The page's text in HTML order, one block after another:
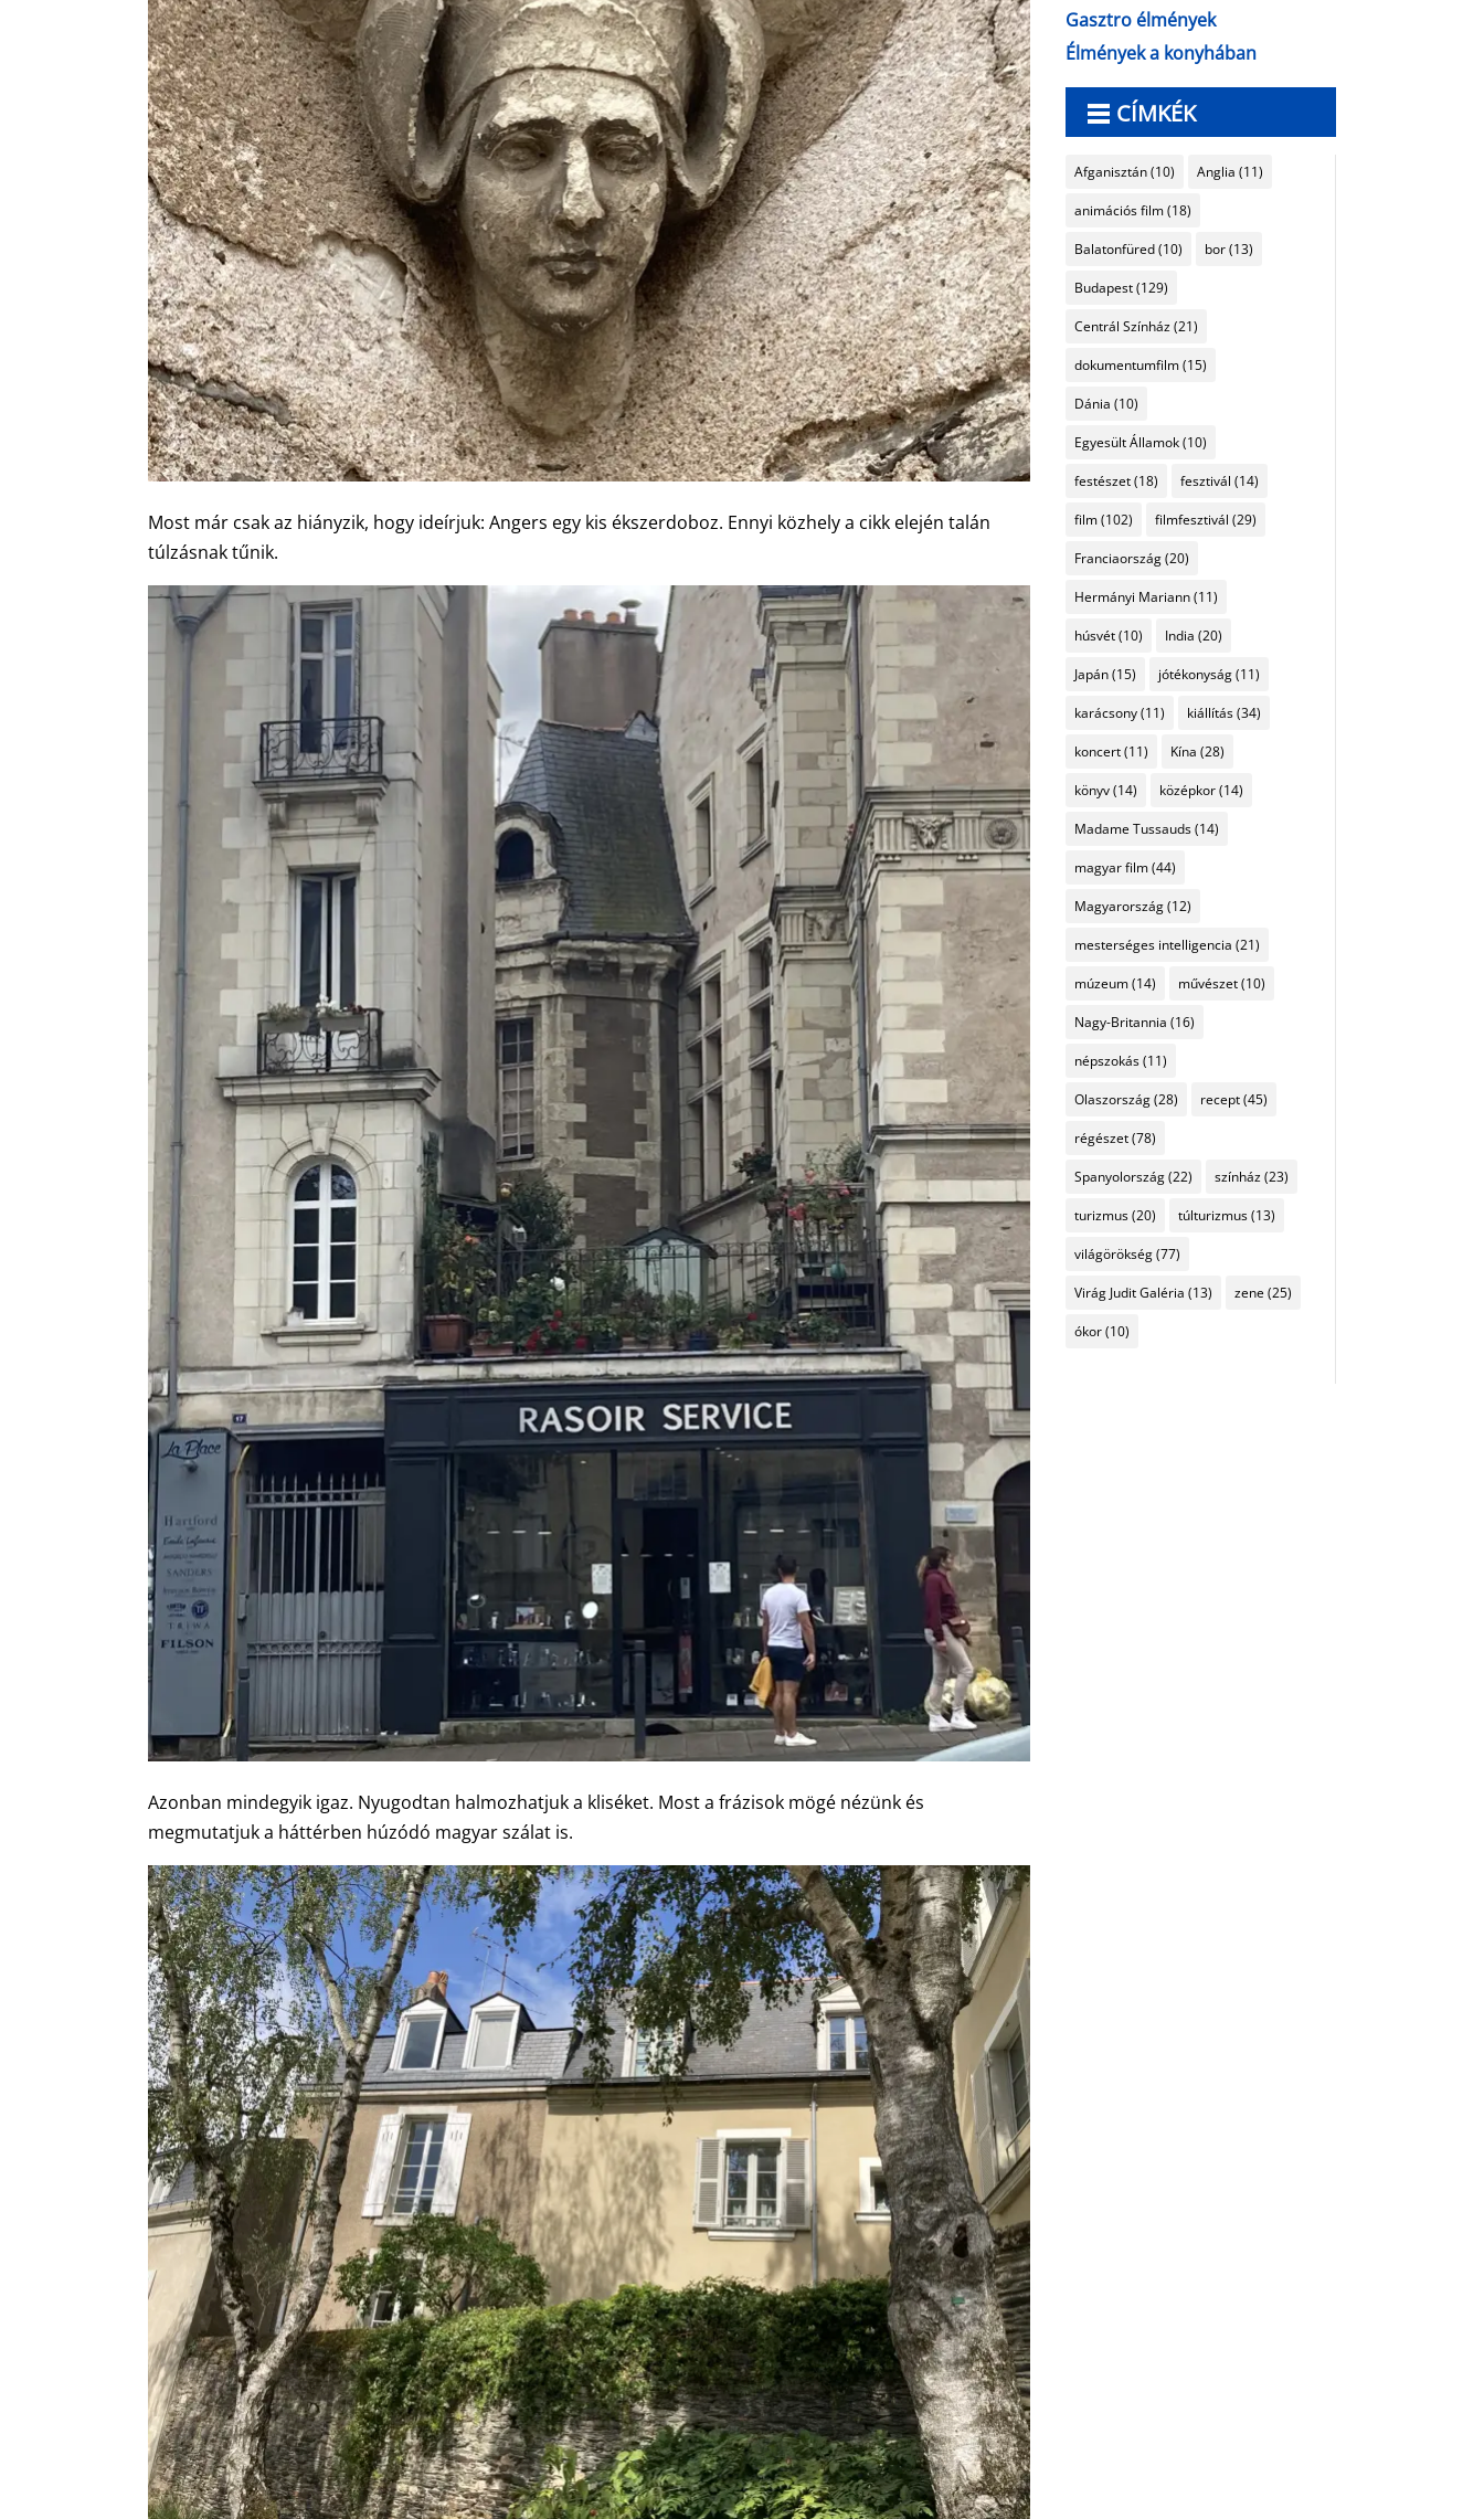
Most már csak az hiányzik, hogy ideírjuk: Angers egy kis ékszerdoboz. Ennyi közhely a cikk elején talán
túlzásnak tűnik.
Azonban mindegyik igaz. Nyugodtan halmozhatjuk a kliséket. Most a frázisok mögé nézünk és
megmutatjuk a háttérben húzódó magyar szálat is.
Gasztro élmények
Élmények a konyhában
CÍMKÉK
Afganisztán(10) Anglia (11)
animációs film(18)
Balatonfüred(10) bor(13)
Budapest(129)
Centrál Színház(21)
dokumentumfilm(15)
Dánia (10)
Egyesült Államok(10)
festészet(18) fesztivál (14)
film(102) filmfesztivál (29)
Franciaország(20)
Hermányi Mariann(11)
húsvét(10) India (20)
Japán(15) jótékonyság(11)
karácsony(11) kiállítás(34)
koncert(11) Kína (28)
könyv(14) középkor(14)
Madame Tussauds(14)
magyar film(44)
Magyarország(12)
mesterséges intelligencia (21)
múzeum(14) művészet(10)
Nagy-Britannia (16)
népszokás(11)
Olaszország(28) recept(45)
régészet(78)
Spanyolország(22) színház(23)
turizmus(20) túlturizmus(13)
világörökség(77)
Virág Judit Galéria (13) zene (25)
ókor(10)